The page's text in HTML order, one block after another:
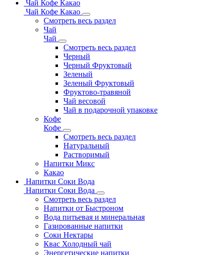
Чай Кофе Какао
Чай Кофе Какао
Смотреть весь раздел
Чай
Чай
Смотреть весь раздел
Черный
Черный Фруктовый
Зеленый
Зеленый Фруктовый
Фруктово-травяной
Чай весовой
Чай в подарочной упаковке
Кофе
Кофе
Смотреть весь раздел
Натуральный
Растворимый
Напитки Микс
Какао
Напитки Соки Вода
Напитки Соки Вода
Смотреть весь раздел
Напитки от Быстроном
Вода питьевая и минеральная
Газированные напитки
Соки Нектары
Квас Холодный чай
Энергетические напитки